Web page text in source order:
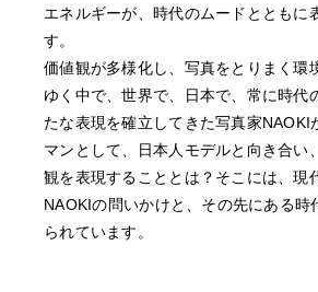
エネルギーが、時代のムードとともに
す。
価値観が多様化し、写真をとりまく環
ゆく中で、世界で、日本で、常に時代
たな表現を確立してきた写真家NAOKI
マンとして、日本人モデルと向き合い
観を表現することとは？そこには、現
NAOKIの問いかけと、その先にある時
られています。